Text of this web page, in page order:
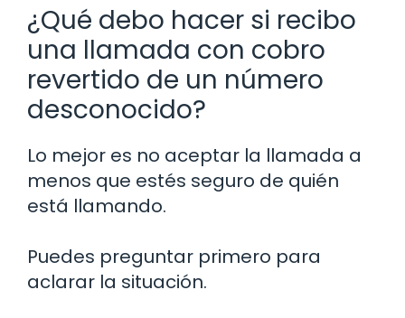
¿Qué debo hacer si recibo
una llamada con cobro
revertido de un número
desconocido?
Lo mejor es no aceptar la llamada a
menos que estés seguro de quién
está llamando.
Puedes preguntar primero para
aclarar la situación.